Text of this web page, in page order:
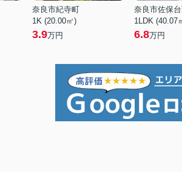
奈良市紀寺町
1K (20.00㎡)
3.9万円
奈良市佐保
1LDK (40.07
6.8万円